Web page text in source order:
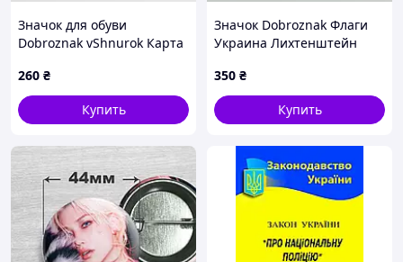
Значок для обуви
Dobroznak vShnurok Карта
мм Желто-голубой (3072)
260 ₴
Купить
Значок Dobroznak Флаги
Украина Лихтенштейн
350 ₴
Купить